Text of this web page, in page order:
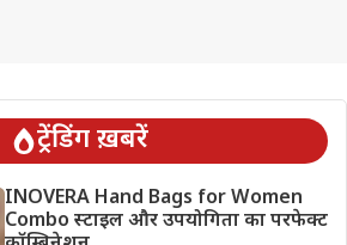
ट्रेंडिंग ख़बरें
INOVERA Hand Bags for Women
Combo स्टाइल और उपयोगिता का परफेक्ट